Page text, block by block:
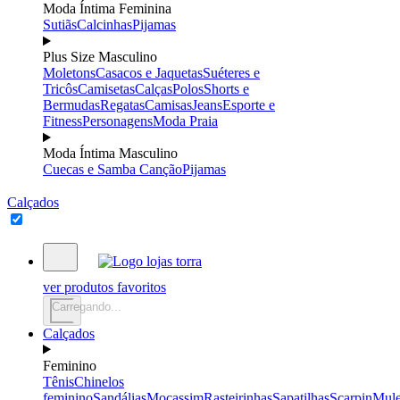
Moda Íntima Feminina
SutiãsCalcinhasPijamas
Plus Size Masculino
MoletonsCasacos e JaquetasSuéteres e
TricôsCamisetasCalçasPolosShorts e
BermudasRegatasCamisasJeansEsporte e
FitnessPersonagensModa Praia
Moda Íntima Masculino
Cuecas e Samba CançãoPijamas
Calçados
ver produtos favoritos
Carregando...
Calçados
Feminino
TênisChinelos